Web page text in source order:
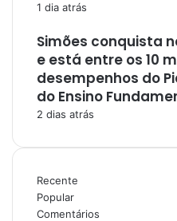
1 dia atrás
Simões conquista
e está entre os 10
desempenhos do
do Ensino
2 dias atrás
Recente
Popular
Comentários